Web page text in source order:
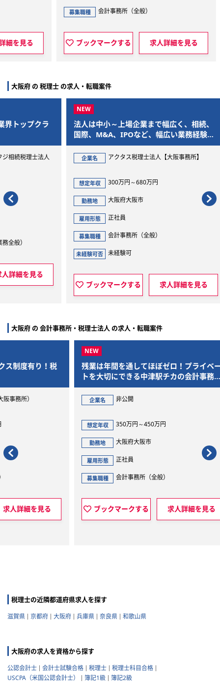
会計事務所（全般）
ブックマークする 求人詳細を見る
大阪府 の 税理士 の求人・転職案件
ラ
法人
法人は中小～上場企業まで幅広く、相続、
国際、M&A、IPOなど、幅広い業務経験が
積める総合型の中堅税理士法人です！
企業名 アクタス税理士法人【大阪事務所】
300万円～680万円
大阪府大阪市
正社員
会計事務所（全般）
未経験可
ブックマークする 求人詳細を見る
法人
レン
勤
大阪府 の 会計事務所・税理士法人 の求人・転職案件
税
残業は年間を通してほぼゼロ！プライベー
トを大切にできる中津駅チカの会計事務所
です
非公開
350万円～450万円
大阪府大阪市
正社員
会計事務所（全般）
ブックマークする 求人詳細を見る
実務
リモ
雇用
税理士の近隣都道府県求人を探す
滋賀県 京都府 大阪府 兵庫県 奈良県 和歌山県
大阪府の求人を資格から探す
公認会計士 会計士試験合格 税理士
税理士科目合格
USCPA（米国公認会計士）
簿記1級 簿記2級